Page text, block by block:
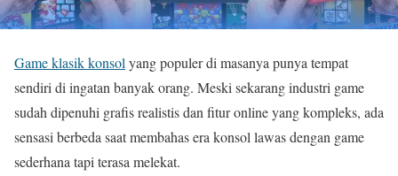
Game klasik konsol yang populer di masanya punya tempat
sendiri di ingatan banyak orang. Meski sekarang industri game
sudah dipenuhi grafis realistis dan fitur online yang kompleks, ada
sensasi berbeda saat membahas era konsol lawas dengan game
sederhana tapi terasa melekat.